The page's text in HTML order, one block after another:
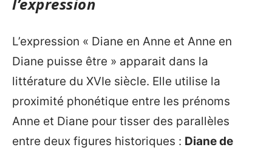
L’expression « Diane en Anne et Anne en
Diane puisse être » apparait dans la
littérature du XVIe siècle. Elle utilise la
proximité phonétique entre les prénoms
Anne et Diane pour tisser des parallèles
entre deux figures historiques : Diane de